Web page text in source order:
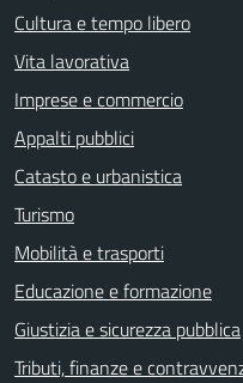
Cultura e tempo libero
Vita lavorativa
Imprese e commercio
Appalti pubblici
Catasto e urbanistica
Turismo
Mobilità e trasporti
Educazione e formazione
Giustizia e sicurezza pubblica
Tributi, finanze e